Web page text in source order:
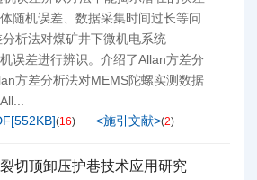
随机误差、数据采集时间过长等问
析法对煤矿井下微机电系统
机误差进行辨识。介绍了Allan方差分
方差分析法对MEMS陀螺实测数据
552KB](16) <施引文献>(2)
切顶卸压护巷技术应用研究